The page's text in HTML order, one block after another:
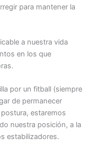
para mantener la
a nuestra vida
en los que
por un fitball (siempre
de permanecer
estaremos
nuestra posición, a la
estabilizadores.